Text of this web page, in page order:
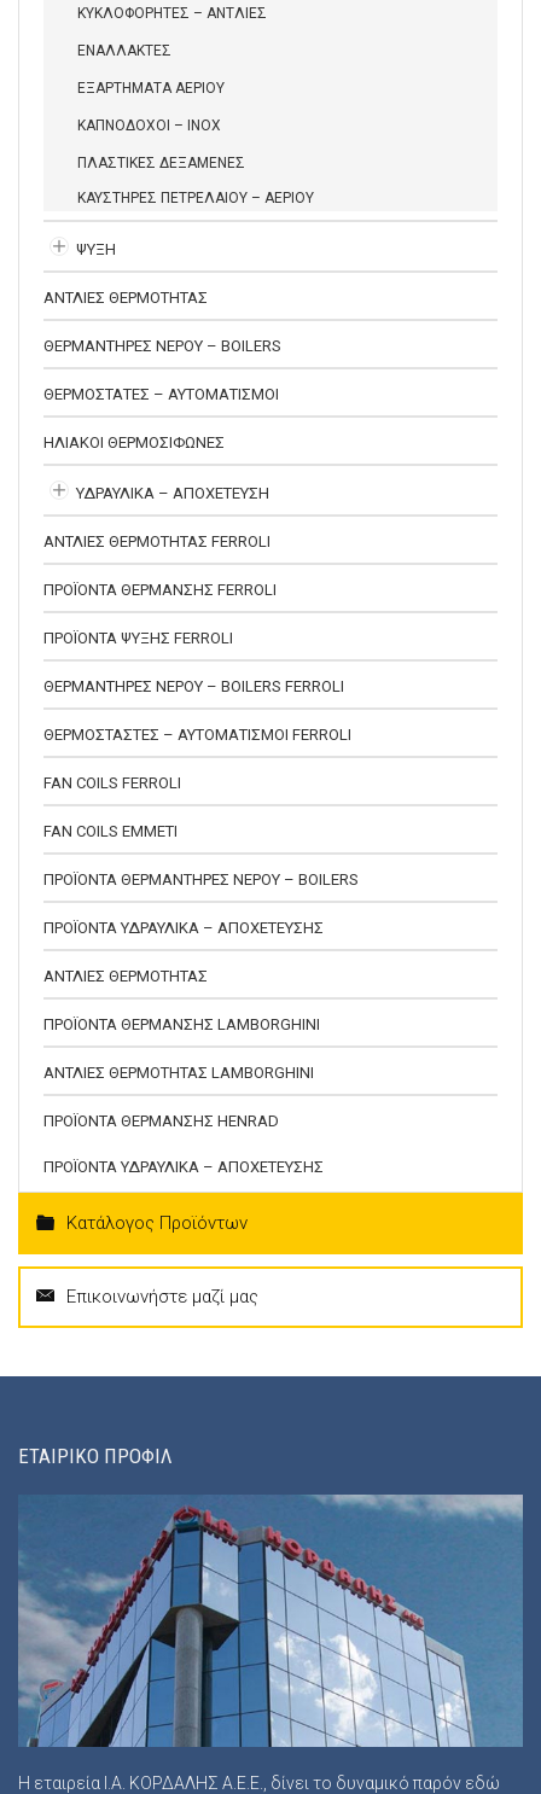
ΚΥΚΛΟΦΟΡΗΤΕΣ – ΑΝΤΛΙΕΣ
ΕΝΑΛΛΑΚΤΕΣ
ΕΞΑΡΤΗΜΑΤΑ ΑΕΡΙΟΥ
ΚΑΠΝΟΔΟΧΟΙ – INOX
ΠΛΑΣΤΙΚΕΣ ΔΕΞΑΜΕΝΕΣ
ΚΑΥΣΤΗΡΕΣ ΠΕΤΡΕΛΑΙΟΥ – ΑΕΡΙΟΥ
ΨΥΞΗ
ΑΝΤΛΙΕΣ ΘΕΡΜΟΤΗΤΑΣ
ΘΕΡΜΑΝΤΗΡΕΣ ΝΕΡΟΥ – BOILERS
ΘΕΡΜΟΣΤΑΤΕΣ – ΑΥΤΟΜΑΤΙΣΜΟΙ
ΗΛΙΑΚΟΙ ΘΕΡΜΟΣΙΦΩΝΕΣ
ΥΔΡΑΥΛΙΚΑ – ΑΠΟΧΕΤΕΥΣΗ
ΑΝΤΛΙΕΣ ΘΕΡΜΟΤΗΤΑΣ FERROLI
ΠΡΟΪΟΝΤΑ ΘΕΡΜΑΝΣΗΣ FERROLI
ΠΡΟΪΟΝΤΑ ΨΥΞΗΣ FERROLI
ΘΕΡΜΑΝΤΗΡΕΣ ΝΕΡΟΥ – BOILERS FERROLI
ΘΕΡΜΟΣΤΑΣΤΕΣ – ΑΥΤΟΜΑΤΙΣΜΟΙ FERROLI
FAN COILS FERROLI
FAN COILS EMMETI
ΠΡΟΪΟΝΤΑ ΘΕΡΜΑΝΤΗΡΕΣ ΝΕΡΟΥ – BOILERS
ΠΡΟΪΟΝΤΑ ΥΔΡΑΥΛΙΚΑ – ΑΠΟΧΕΤΕΥΣΗΣ
ΑΝΤΛΙΕΣ ΘΕΡΜΟΤΗΤΑΣ
ΠΡΟΪΟΝΤΑ ΘΕΡΜΑΝΣΗΣ LAMBORGHINI
ΑΝΤΛΙΕΣ ΘΕΡΜΟΤΗΤΑΣ LAMBORGHINI
ΠΡΟΪΟΝΤΑ ΘΕΡΜΑΝΣΗΣ HENRAD
ΠΡΟΪΟΝΤΑ ΥΔΡΑΥΛΙΚΑ – ΑΠΟΧΕΤΕΥΣΗΣ
Κατάλογος Προϊόντων
Επικοινωνήστε μαζί μας
ΕΤΑΙΡΙΚΟ ΠΡΟΦΙΛ
Η εταιρεία Ι.Α. ΚΟΡΔΑΛΗΣ Α.Ε.Ε., δίνει το δυναμικό παρόν εδώ